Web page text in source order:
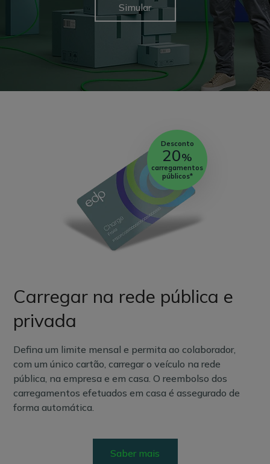
Simular
Carregar na rede pública e
privada
Defina um limite mensal e permita ao colaborador,
com um único cartão, carregar o veículo na rede
pública, na empresa e em casa. O reembolso dos
carregamentos efetuados em casa é assegurado de
forma automática.
Saber mais
Desconto
20%
carregamentos
públicos*